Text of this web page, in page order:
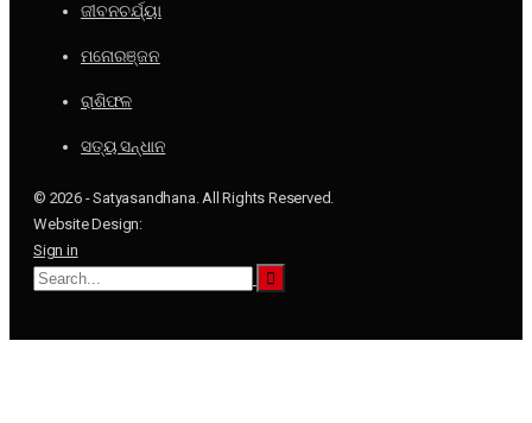
ଜୀବନଚର୍ଯ୍ୟା
ମନୋରଞ୍ଜନ
ରାଶିଫଳ
ସତ୍ୟ ସନ୍ଧାନ
© 2026 - Satyasandhana. All Rights Reserved.
Website Design:
Sign in